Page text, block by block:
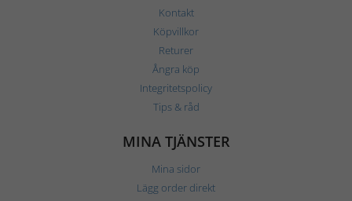
Kontakt
Köpvillkor
Returer
Ångra köp
Integritetspolicy
Tips & råd
MINA TJÄNSTER
Mina sidor
Lägg order direkt